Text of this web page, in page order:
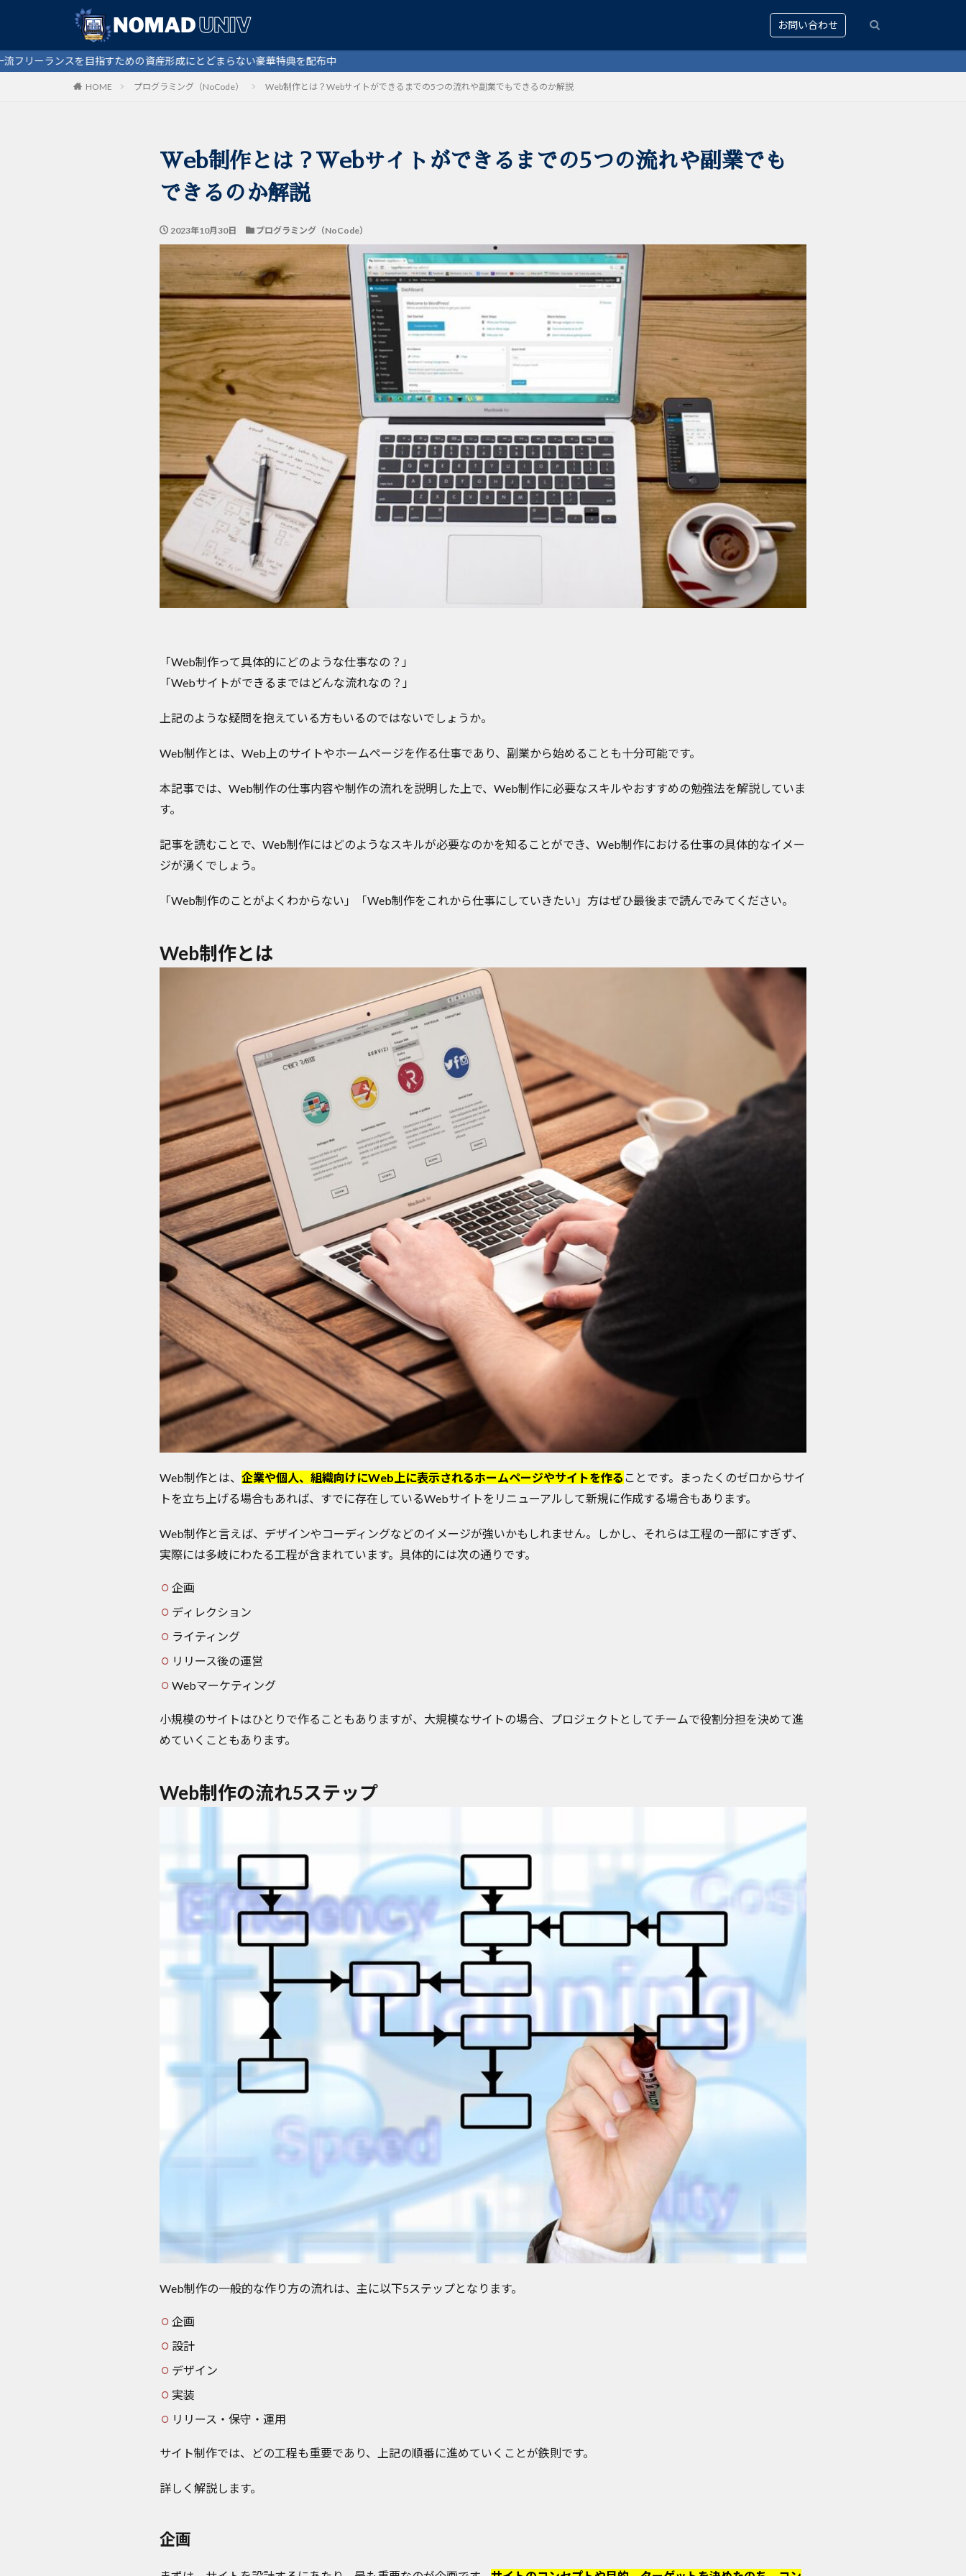
お問い合わせ
めの資産形成にとどまらない豪華特典を配布中
HOME プログラミング（NoCode） Web制作とは？Webサイトができるまでの5つの流れや副業でもできるのか解説
Web制作とは？Webサイトができるまでの5つの流れや副業でも
できるのか解説
2023年10月30日 プログラミング（NoCode）
「Web制作って具体的にどのような仕事なの？」
「Webサイトができるまではどんな流れなの？」
上記のような疑問を抱えている方もいるのではないでしょうか。
Web制作とは、Web上のサイトやホームページを作る仕事であり、副業から始めることも十分可能です。
本記事では、Web制作の仕事内容や制作の流れを説明した上で、Web制作に必要なスキルやおすすめの勉強法を解説していま
す。
記事を読むことで、Web制作にはどのようなスキルが必要なのかを知ることができ、Web制作における仕事の具体的なイメー
ジが湧くでしょう。
「Web制作のことがよくわからない」「Web制作をこれから仕事にしていきたい」方はぜひ最後まで読んでみてください。
Web制作とは
Web制作とは、 企業や個人、組織向けにWeb上に表示されるホームページやサイトを作る ことです。まったくのゼロからサイ
トを立ち上げる場合もあれば、すでに存在しているWebサイトをリニューアルして新規に作成する場合もあります。
Web制作と言えば、デザインやコーディングなどのイメージが強いかもしれません。しかし、それらは工程の一部にすぎず、
実際には多岐にわたる工程が含まれています。具体的には次の通りです。
企画
ディレクション
ライティング
リリース後の運営
Webマーケティング
小規模のサイトはひとりで作ることもありますが、大規模なサイトの場合、プロジェクトとしてチームで役割分担を決めて進
めていくこともあります。
Web制作の流れ5ステップ
Web制作の一般的な作り方の流れは、主に以下5ステップとなります。
企画
設計
デザイン
実装
リリース・保守・運用
サイト制作では、どの工程も重要であり、上記の順番に進めていくことが鉄則です。
詳しく解説します。
企画
カテゴリー